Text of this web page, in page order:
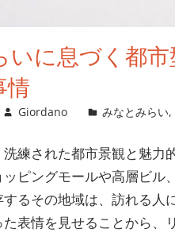
いに息づく都
情
Giordano みなとみらい,
練された都市景観と魅力
ッピングモールや高層ビル
るその地域は、訪れる人
表情を見せることから、